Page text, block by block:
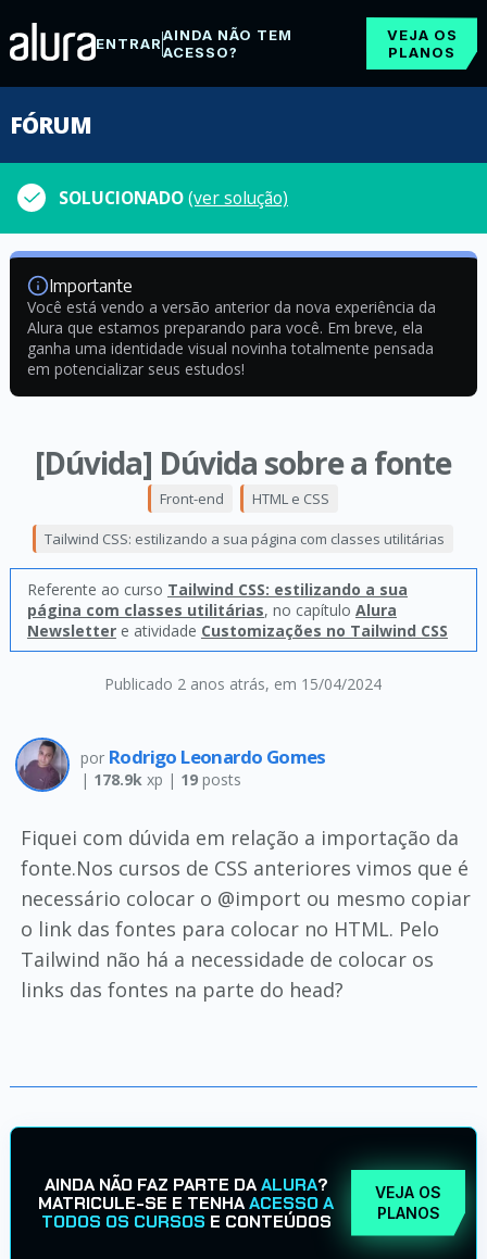
ENTRARAINDA NÃO TEM
ACESSO?
VEJA OS
PLANOS
FÓRUM
SOLUCIONADO(ver solução)
Importante
Você está vendo a versão anterior da nova experiência da
Alura que estamos preparando para você. Em breve, ela
ganha uma identidade visual novinha totalmente pensada
em potencializar seus estudos!
[Dúvida] Dúvida sobre a fonte
Publicado 2 anos atrás, em 15/04/2024
Front-end HTML e CSS
Tailwind CSS: estilizando a sua página com classes utilitárias
Referente ao curso Tailwind CSS: estilizando a sua
página com classes utilitárias, no capítulo Alura
Newslettere atividade Customizações no Tailwind CSS
por Rodrigo Leonardo Gomes
| 178.9kxp | 19posts
Fiquei com dúvida em relação a importação da
fonte.Nos cursos de CSS anteriores vimos que é
necessário colocar o @import ou mesmo copiar
o link das fontes para colocar no HTML. Pelo
Tailwind não há a necessidade de colocar os
links das fontes na parte do head?
AINDA NÃO FAZ PARTE DAALURA?
MATRICULE-SE E TENHAACESSO A
TODOS OS CURSOS E CONTEÚDOS
VEJA OS
PLANOS